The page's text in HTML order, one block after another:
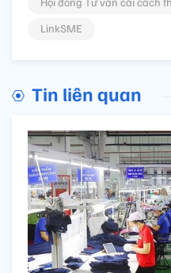
LinkSME
Tin liên quan